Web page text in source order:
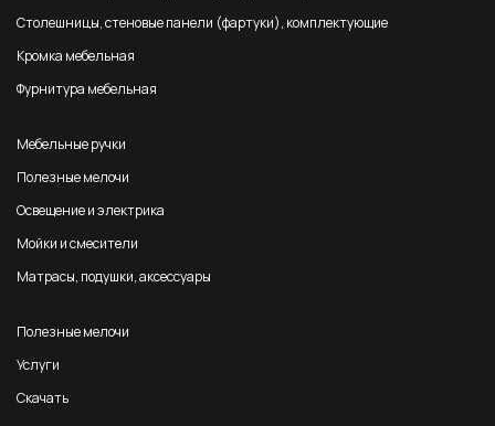
Столешницы, стеновые панели (фартуки), комплектующие
Кромка мебельная
Фурнитура мебельная
Мебельные ручки
Полезные мелочи
Освещение и электрика
Мойки и смесители
Матрасы, подушки, аксессуары
Полезные мелочи
Услуги
Скачать